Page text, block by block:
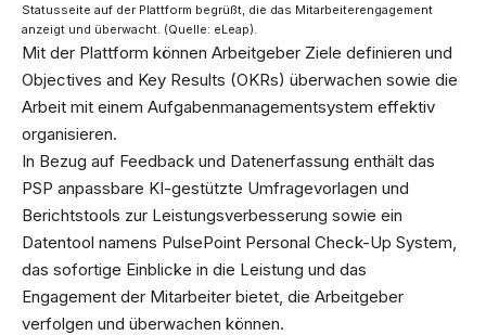
Statusseite auf der Plattform begrüßt, die das Mitarbeiterengagement
anzeigt und überwacht. (Quelle: eLeap).
Mit der Plattform können Arbeitgeber Ziele definieren und
Objectives and Key Results (OKRs) überwachen sowie die
Arbeit mit einem Aufgabenmanagementsystem effektiv
organisieren.
In Bezug auf Feedback und Datenerfassung enthält das
PSP anpassbare KI-gestützte Umfragevorlagen und
Berichtstools zur Leistungsverbesserung sowie ein
Datentool namens PulsePoint Personal Check-Up System,
das sofortige Einblicke in die Leistung und das
Engagement der Mitarbeiter bietet, die Arbeitgeber
verfolgen und überwachen können.